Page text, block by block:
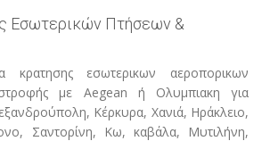
Εσωτερικών Πτήσεων &
κρατησης εσωτερικων αεροπορικων
με Aegean ή Ολυμπιακη για
Κέρκυρα, Χανιά, Ηράκλειο,
Σαντορίνη, Κω, καβάλα, Μυτιλήνη,